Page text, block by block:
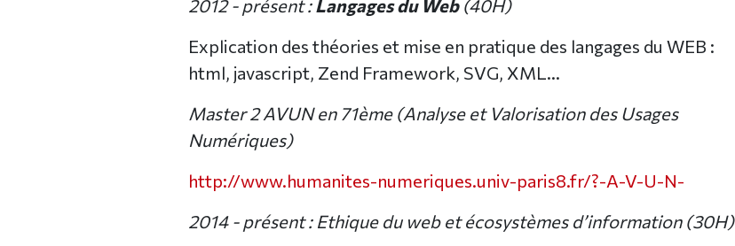
2012 - présent :Langages du Web(40H)
Explication des théories et mise en pratique des langages du WEB :
html, javascript, Zend Framework, SVG, XML...
Master 2 AVUN en 71ème (Analyse et Valorisation des Usages
Numériques)
http://www.humanites-numeriques.univ-paris8.fr/?-A-V-U-N-
2014 - présent : Ethique du web et écosystèmes d’information (30H)